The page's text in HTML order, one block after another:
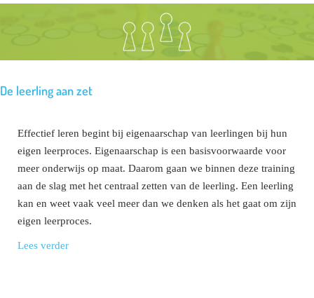
De leerling aan zet
Effectief leren begint bij eigenaarschap van leerlingen bij hun
eigen leerproces. Eigenaarschap is een basisvoorwaarde voor
meer onderwijs op maat. Daarom gaan we binnen deze training
aan de slag met het centraal zetten van de leerling. Een leerling
kan en weet vaak veel meer dan we denken als het gaat om zijn
eigen leerproces.
Lees verder